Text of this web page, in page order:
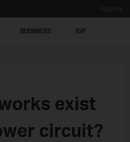
BUSINESS ISP
exist
circuit?